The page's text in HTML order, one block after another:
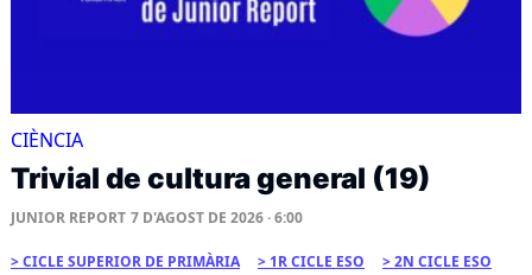
CIÈNCIA
Trivial de cultura general (19)
JUNIOR REPORT 7 D'AGOST DE 2026 · 6:00
CICLE SUPERIOR DE PRIMÀRIA 1R CICLE ESO
2N CICLE ESO